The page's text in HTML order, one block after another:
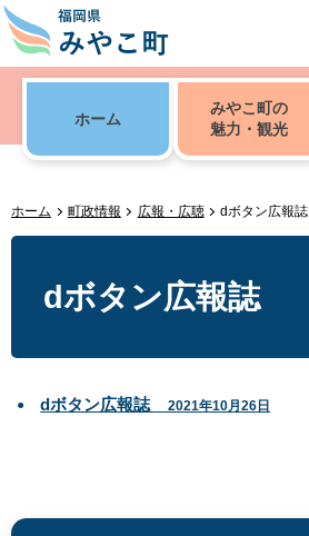
ホーム
みやこ町の
魅力・観光
ホーム 町政情報 広報・広聴 dボタン広報誌
dボタン広報誌
dボタン広報誌 2021年10月26日